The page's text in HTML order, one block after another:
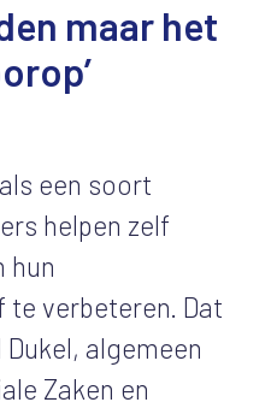
maar het
een soort
helpen zelf
hun
verbeteren. Dat
algemeen
Zaken en